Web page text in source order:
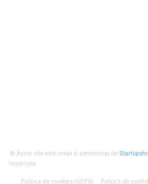
© Acest site este creat si administrat de
rezervate.
Politica de cookies (GDPR) Politică de